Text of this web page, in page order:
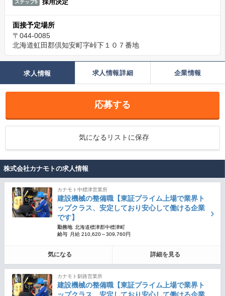
ステップ5 採用決定
面接予定場所
〒044-0085
北海道虹田郡倶知安町字峠下１０７番地
求人情報 求人情報詳細 企業情報
応募する
気になるリストに保存
株式会社カナモトの求人情報
カナモト中標津営業所
建設機械の整備職【東証プライム上場で業界ト
ップクラス、安定しており安心して働ける企業
です】
勤務地 北海道標津郡中標津町
給与
月給 210,620～309,760円
気になる 詳細を見る
カナモト釧路営業所
建設機械の整備職【東証プライム上場で業界ト